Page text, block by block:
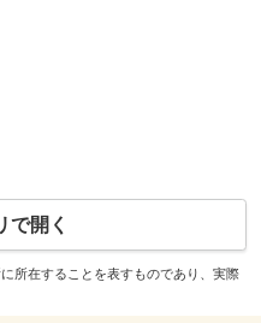
で開く
所在することを表すものであり、実際